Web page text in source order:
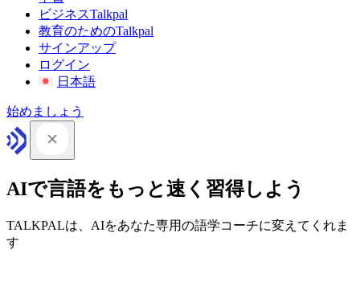
ビジネスTalkpal
教育のためのTalkpal
サインアップ
ログイン
日本語
始めましょう
AIで言語をもっと速く習得しよう
TALKPALは、AIをあなた専用の語学コーチに変えてくれま
す